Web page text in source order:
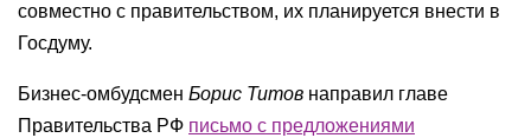
совместно с правительством, их планируется внести в
Госдуму.
Бизнес-омбудсмен Борис Титов направил главе
Правительства РФ письмо с предложениями